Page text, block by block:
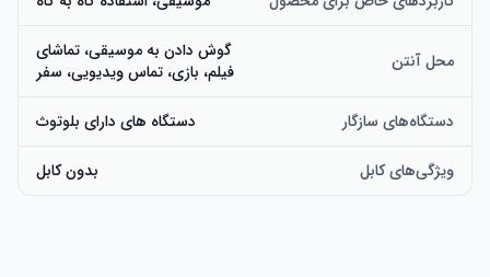
محل آنتن
گوش دادن به موسیقی، تماشای
فیلم، بازی، تماس ویدیویی، سفر
دستگاه‌های سازگار دستگاه های دارای بلوتوث
ویژگی‌های کابل بدون کابل